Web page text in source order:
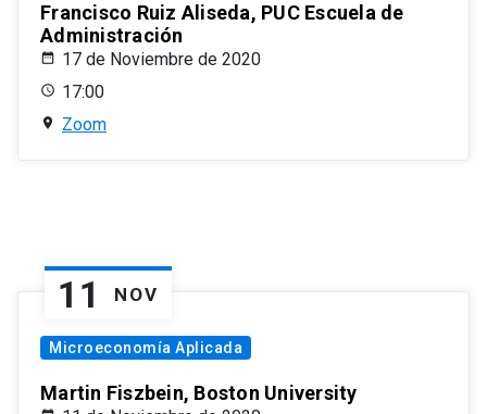
Francisco Ruiz Aliseda, PUC Escuela de
Administración
17 de Noviembre de 2020
17:00
Zoom
11 NOV
Microeconomía Aplicada
Martin Fiszbein, Boston University